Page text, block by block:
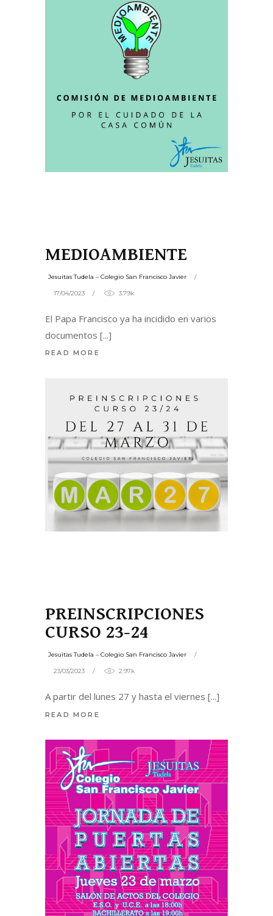
MEDIOAMBIENTE
Jesuitas Tudela – Colegio San Francisco Javier
17/04/2023 3.79k
El Papa Francisco ya ha incidido en varios
documentos
READ MORE
PREINSCRIPCIONES
CURSO 23-24
Jesuitas Tudela – Colegio San Francisco Javier
23/03/2023 2.97k
A partir del lunes 27 y hasta el viernes
READ MORE